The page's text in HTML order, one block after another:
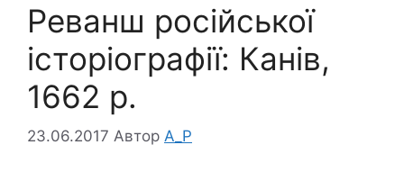
Реванш російської
історіографії: Канів,
1662 р.
23.06.2017 Автор A_P